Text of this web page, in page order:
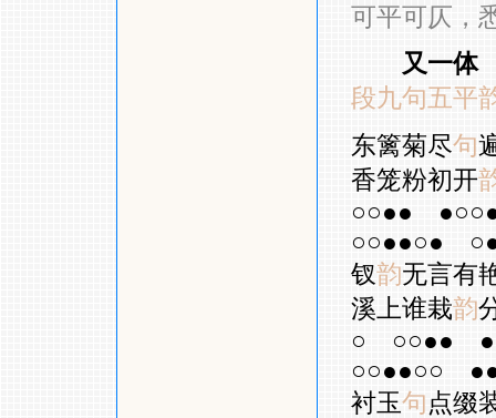
可平可仄，
又一体
段九句五平
东篱菊尽句
香笼粉初开
○○●●
○○●●○●
钗韵无言有
溪上谁栽韵
○
○○●●
○○●●○○
衬玉句点缀